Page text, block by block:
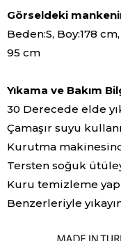
Görseldeki
Beden:S, Boy:178
95 cm
Yıkama ve Bakım
30 Derecede elde
Çamaşır suyu
Kurutma
Tersten soğuk
Kuru temizleme
Benzerleriyle